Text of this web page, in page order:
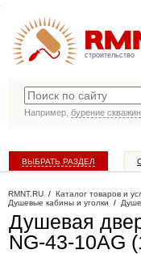
строительство
Например, бурение скважин
ВЫБРАТЬ РАЗДЕЛ
RMNT.RU / Каталог товаров и
Душевые кабины и уголки /
Душевая
NG-43-10AG